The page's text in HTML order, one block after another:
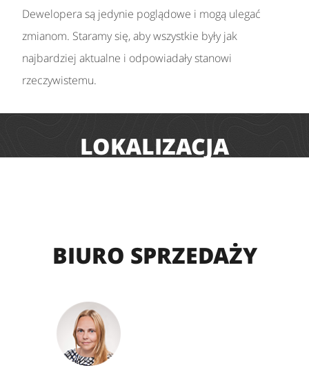
Dewelopera są jedynie poglądowe i mogą ulegać
zmianom. Staramy się, aby wszystkie były jak
najbardziej aktualne i odpowiadały stanowi
rzeczywistemu.
LOKALIZACJA
BIURO SPRZEDAŻY